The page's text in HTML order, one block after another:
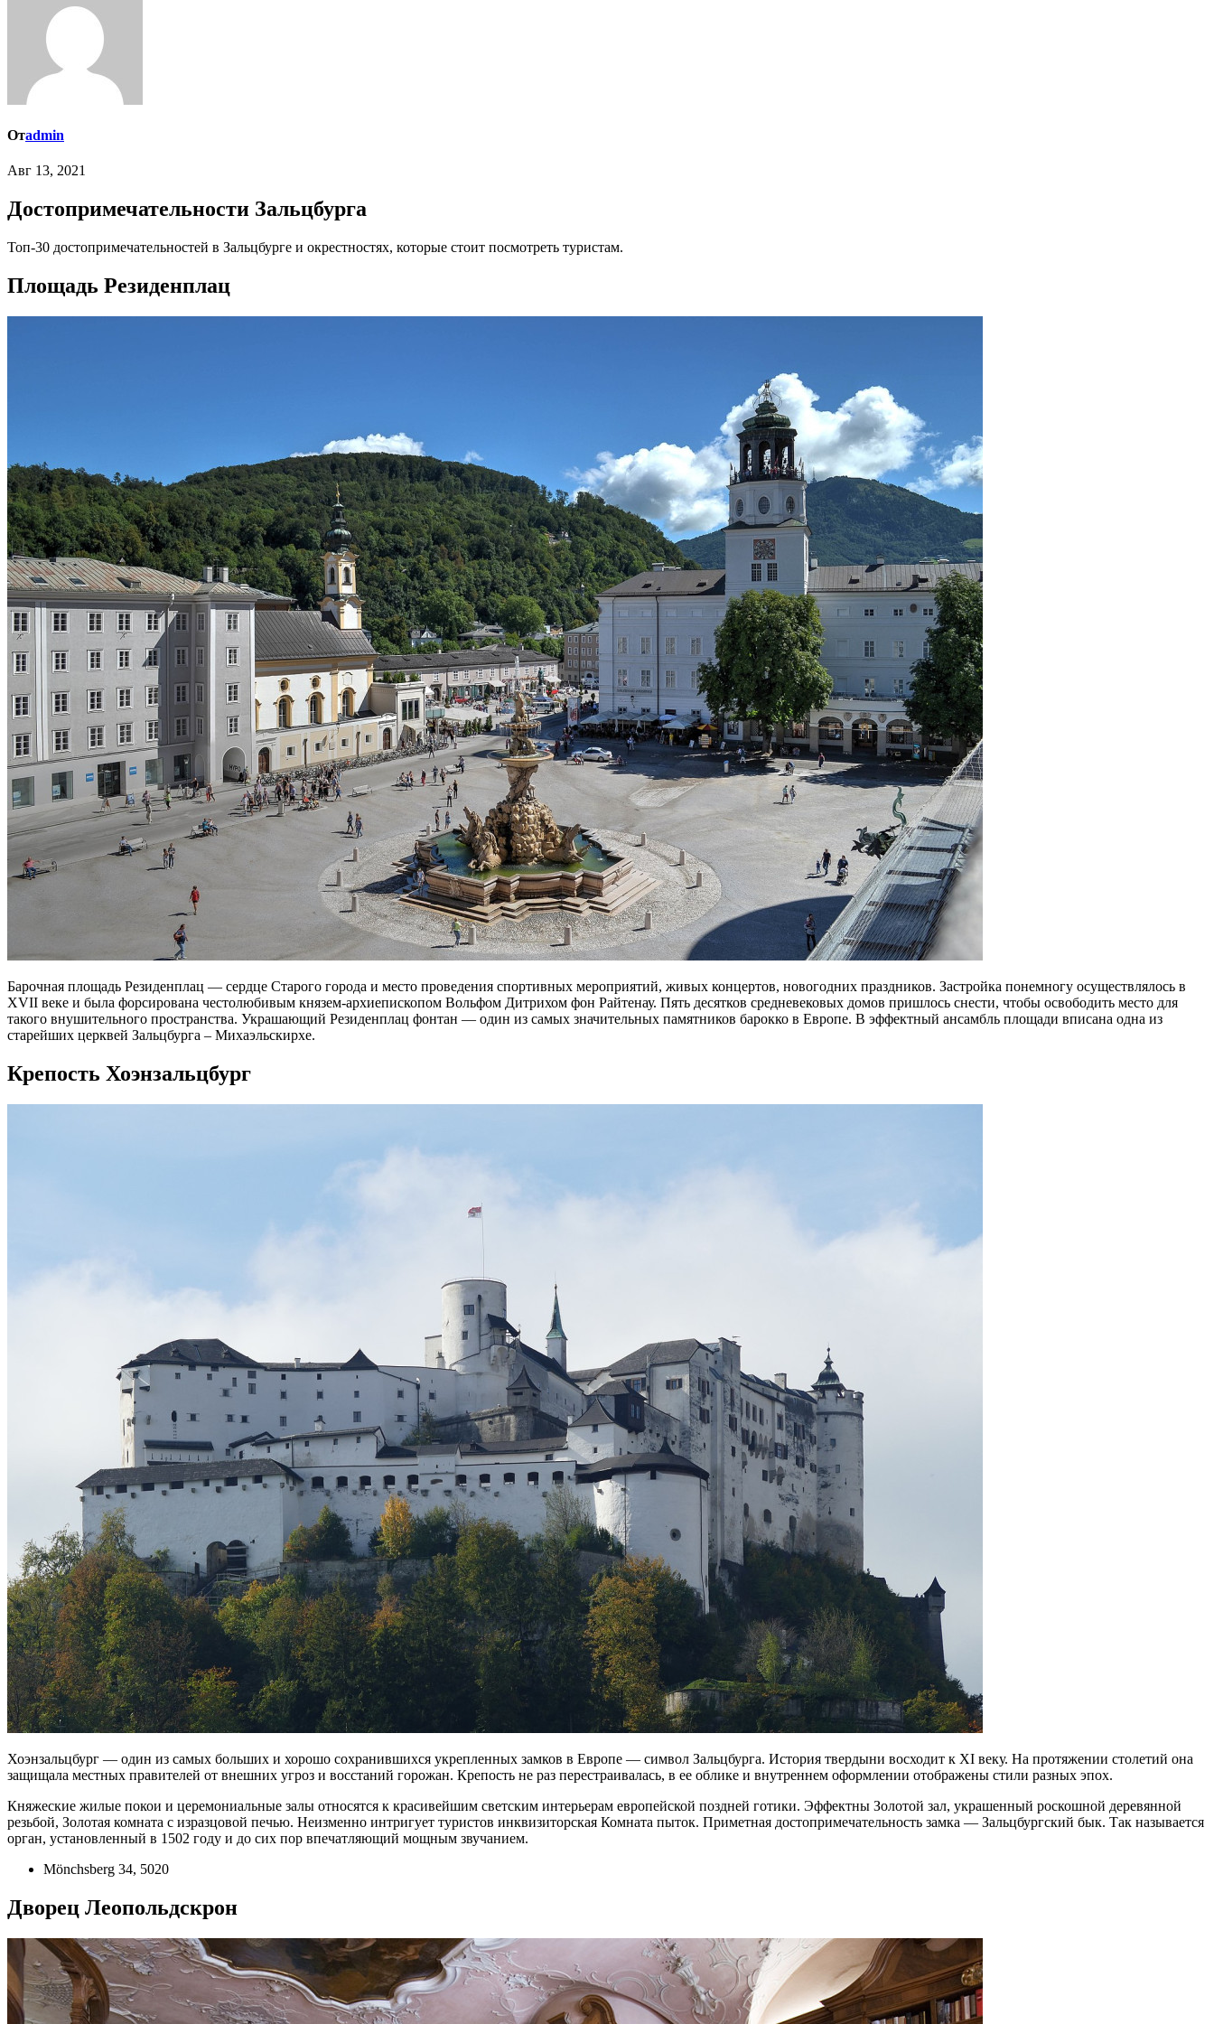
Отadmin
Авг 13, 2021
Достопримечательности Зальцбурга
Топ-30 достопримечательностей в Зальцбурге и окрестностях, которые стоит посмотреть туристам.
Площадь Резиденплац
Барочная площадь Резиденплац — сердце Старого города и место проведения спортивных мероприятий, живых концертов, новогодних праздников. Застройка понемногу осуществлялось в
XVII веке и была форсирована честолюбивым князем-архиепископом Вольфом Дитрихом фон Райтенау. Пять десятков средневековых домов пришлось снести, чтобы освободить место для
такого внушительного пространства. Украшающий Резиденплац фонтан — один из самых значительных памятников барокко в Европе. В эффектный ансамбль площади вписана одна из
старейших церквей Зальцбурга – Михаэльскирхе.
Крепость Хоэнзальцбург
Хоэнзальцбург — один из самых больших и хорошо сохранившихся укрепленных замков в Европе — символ Зальцбурга. История твердыни восходит к XI веку. На протяжении столетий она
защищала местных правителей от внешних угроз и восстаний горожан. Крепость не раз перестраивалась, в ее облике и внутреннем оформлении отображены стили разных эпох.
Княжеские жилые покои и церемониальные залы относятся к красивейшим светским интерьерам европейской поздней готики. Эффектны Золотой зал, украшенный роскошной деревянной
резьбой, Золотая комната с изразцовой печью. Неизменно интригует туристов инквизиторская Комната пыток. Приметная достопримечательность замка — Зальцбургский бык. Так называется
орган, установленный в 1502 году и до сих пор впечатляющий мощным звучанием.
Mönchsberg 34, 5020
Дворец Леопольдскрон